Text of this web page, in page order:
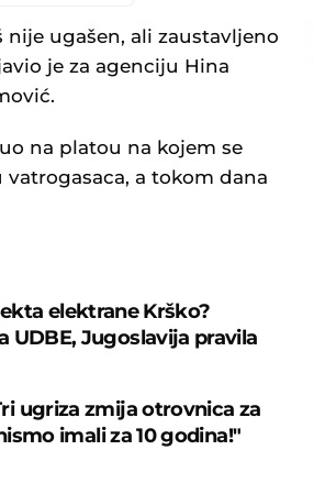
nije ugašen, ali zaustavljeno
je za agenciju Hina
na platou na kojem se
a tokom dana
elektrane Krško?
Jugoslavija pravila
ugriza zmija otrovnica za
imali za 10 godina!"
Priština